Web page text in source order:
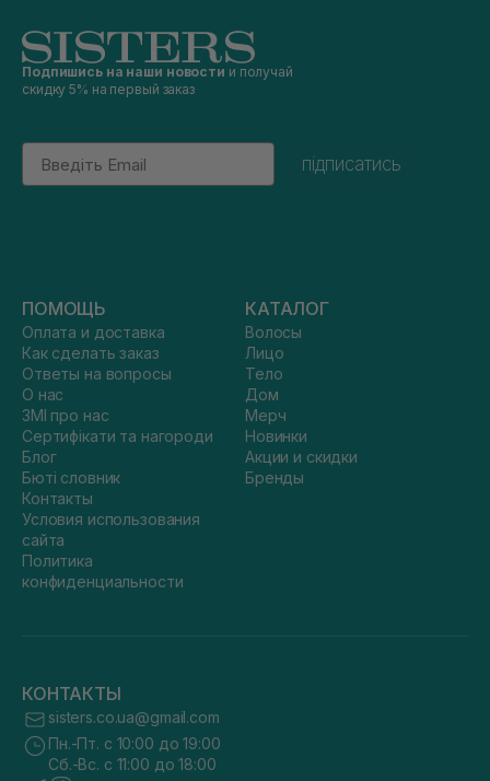
Подпишись на наши новости и получай
скидку 5% на первый заказ
Email
підписатись
ПОМОЩЬ
Оплата и доставка
Как сделать заказ
Ответы на вопросы
О нас
ЗМІ про нас
Сертифікати та нагороди
Блог
Бюті словник
Контакты
Условия использования
сайта
Политика
конфиденциальности
КАТАЛОГ
Волосы
Лицо
Тело
Дом
Мерч
Новинки
Акции и скидки
Бренды
КОНТАКТЫ
sisters.co.ua@gmail.com
Пн.-Пт. с 10:00 до 19:00
Сб.-Вс. с 11:00 до 18:00